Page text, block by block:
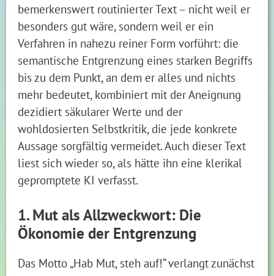
bemerkenswert routinierter Text – nicht weil er
besonders gut wäre, sondern weil er ein
Verfahren in nahezu reiner Form vorführt: die
semantische Entgrenzung eines starken Begriffs
bis zu dem Punkt, an dem er alles und nichts
mehr bedeutet, kombiniert mit der Aneignung
dezidiert säkularer Werte und der
wohldosierten Selbstkritik, die jede konkrete
Aussage sorgfältig vermeidet. Auch dieser Text
liest sich wieder so, als hätte ihn eine klerikal
gepromptete KI verfasst.
1. Mut als Allzweckwort: Die
Ökonomie der Entgrenzung
Das Motto „Hab Mut, steh auf!“ verlangt zunächst